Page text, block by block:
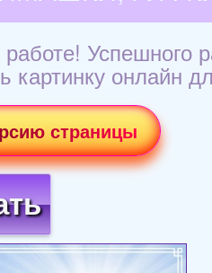
Успешного
картинку онлайн
страницы